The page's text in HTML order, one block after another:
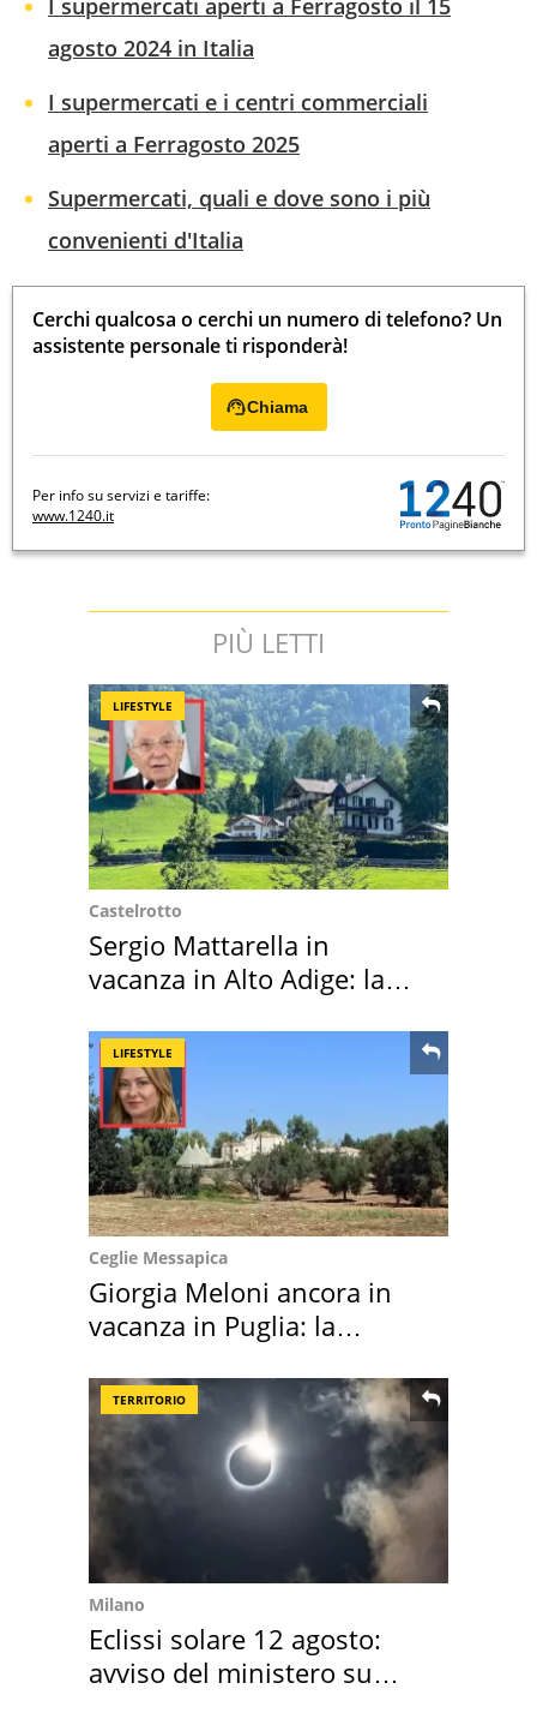
agosto 2024 in Italia
I supermercati e i centri commerciali
aperti a Ferragosto 2025
Supermercati, quali e dove sono i più
convenienti d'Italia
Cerchi qualcosa o cerchi un numero di telefono? Un
assistente personale ti risponderà!
Chiama
Per info su servizi e tariffe:
www.1240.it
PIÙ LETTI
LIFESTYLE
Castelrotto
Sergio Mattarella in
vacanza in Alto Adige: la
LIFESTYLE
Ceglie Messapica
Giorgia Meloni ancora in
vacanza in Puglia: la
TERRITORIO
Milano
Eclissi solare 12 agosto:
avviso del ministero su